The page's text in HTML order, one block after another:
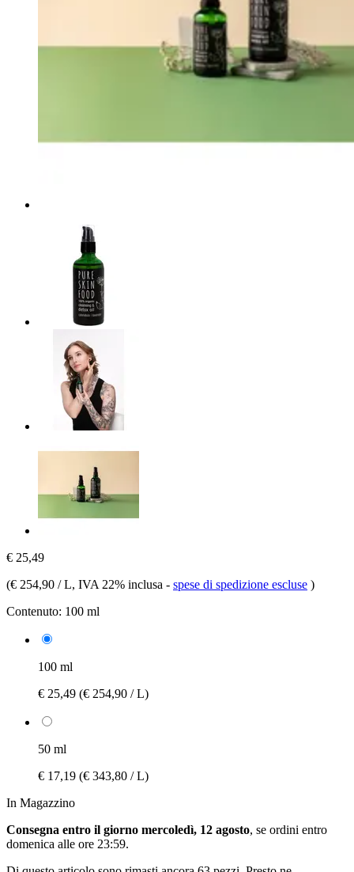
€ 25,49
(€ 254,90 / L, IVA 22% inclusa - spese di spedizione escluse )
Contenuto: 100 ml
100 ml
€ 25,49 (€ 254,90 / L)
50 ml
€ 17,19 (€ 343,80 / L)
In Magazzino
Consegna entro il giorno mercoledì, 12 agosto, se ordini entro
domenica alle ore 23:59.